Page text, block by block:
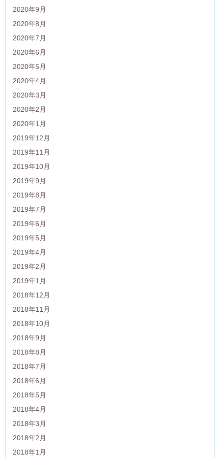
2020年9月
2020年8月
2020年7月
2020年6月
2020年5月
2020年4月
2020年3月
2020年2月
2020年1月
2019年12月
2019年11月
2019年10月
2019年9月
2019年8月
2019年7月
2019年6月
2019年5月
2019年4月
2019年2月
2019年1月
2018年12月
2018年11月
2018年10月
2018年9月
2018年8月
2018年7月
2018年6月
2018年5月
2018年4月
2018年3月
2018年2月
2018年1月